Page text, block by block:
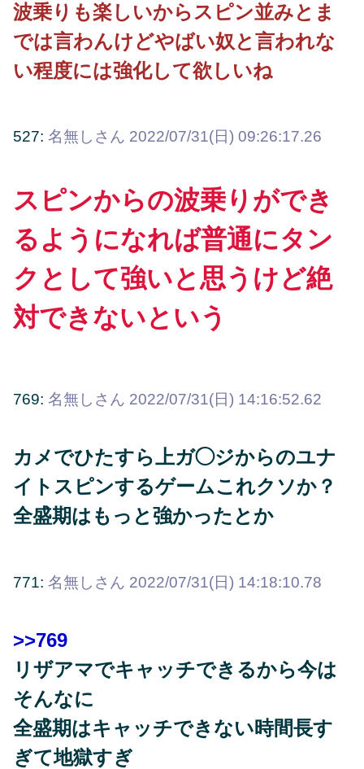
波乗りも楽しいからスピン並みとま
では言わんけどやばい奴と言われな
い程度には強化して欲しいね
527: 名無しさん 2022/07/31(日) 09:26:17.26
スピンからの波乗りができ
るようになれば普通にタン
クとして強いと思うけど絶
対できないという
769: 名無しさん 2022/07/31(日) 14:16:52.62
カメでひたすら上ガ◯ジからのユナ
イトスピンするゲームこれクソか？
全盛期はもっと強かったとか
771: 名無しさん 2022/07/31(日) 14:18:10.78
>>769
リザアマでキャッチできるから今は
そんなに
全盛期はキャッチできない時間長す
ぎて地獄すぎ